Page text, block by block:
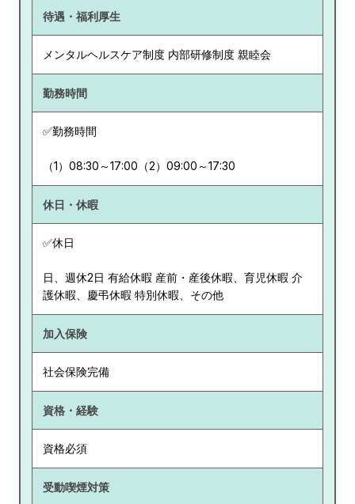
待遇・福利厚生
メンタルヘルスケア制度 内部研修制度 親睦会
勤務時間
✅勤務時間
（1）08:30～17:00（2）09:00～17:30
休日・休暇
✅休日
日、週休2日 有給休暇 産前・産後休暇、育児休暇 介
護休暇、慶弔休暇 特別休暇、その他
加入保険
社会保険完備
資格・経験
資格必須
受動喫煙対策